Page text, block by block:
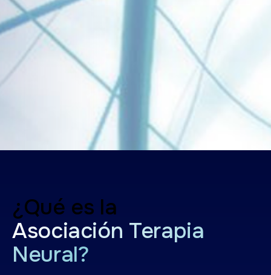
¿Qué es la
Asociación Terapia
Neural?